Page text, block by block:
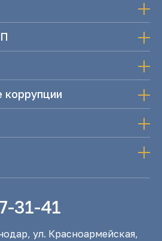
коррупции
31-41
ул. Красноармейская,